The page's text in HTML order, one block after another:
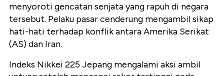
menyoroti gencatan senjata yang rapuh di negara
tersebut. Pelaku pasar cenderung mengambil sikap
hati-hati terhadap konflik antara Amerika Serikat
(AS) dan Iran.
Indeks Nikkei 225 Jepang mengalami aksi ambil